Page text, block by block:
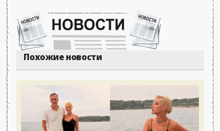
Похожие новости